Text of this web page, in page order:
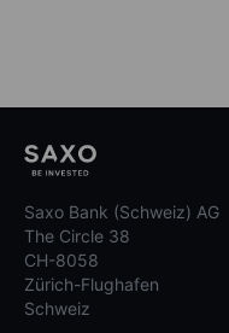
Saxo Bank (Schweiz) AG
The Circle 38
CH-8058
Zürich-Flughafen
Schweiz